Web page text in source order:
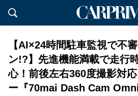
【AI×24時間駐車監視で不
ン!?】先進機能満載で走行
心！前後左右360度撮影対
ー『70mai Dash Cam